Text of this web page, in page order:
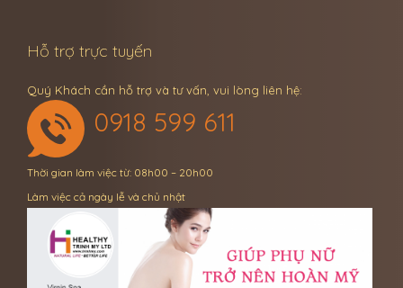
Hỗ trợ trực tuyến
Quý Khách cần hỗ trợ và tư vấn, vui lòng liên hệ:
0918 599 611
Thời gian làm việc từ: 08h00 – 20h00
Làm việc cả ngày lễ và chủ nhật